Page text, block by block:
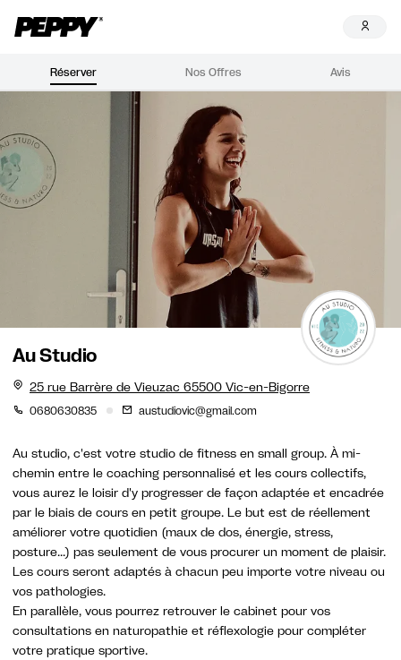
Réserver Nos Offres Avis
Au Studio
25 rue Barrère de Vieuzac 65500 Vic-en-Bigorre
0680630835 austudiovic@gmail.com
Au studio, c'est votre studio de fitness en small group. À mi-
chemin entre le coaching personnalisé et les cours collectifs,
vous aurez le loisir d'y progresser de façon adaptée et encadrée
par le biais de cours en petit groupe. Le but est de réellement
améliorer votre quotidien (maux de dos, énergie, stress,
posture...) pas seulement de vous procurer un moment de plaisir.
Les cours seront adaptés à chacun peu importe votre niveau ou
vos pathologies.
En parallèle, vous pourrez retrouver le cabinet pour vos
consultations en naturopathie et réflexologie pour compléter
votre pratique sportive.